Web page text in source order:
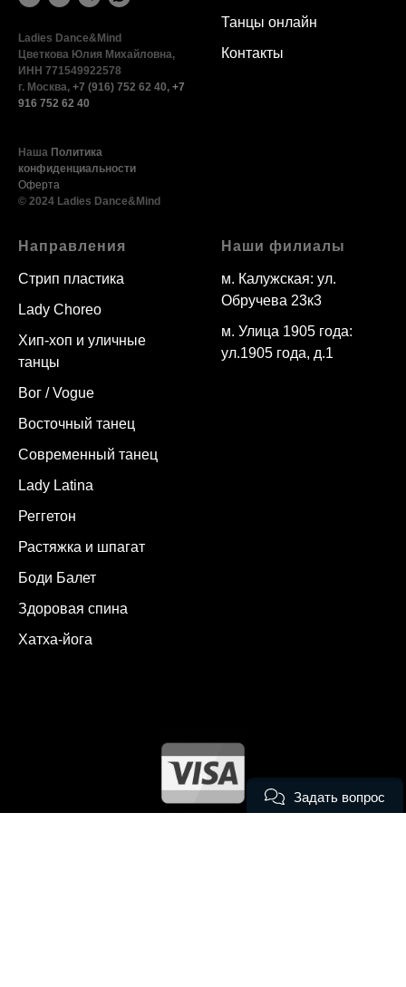
Ladies Dance&Mind
Цветкова Юлия Михайловна,
ИНН 771549922578
г. Москва, +7 (916) 752 62 40, +7
916 752 62 40
Наша Политика
конфиденциальности
Оферта
© 2024 Ladies Dance&Mind
Танцы онлайн
Контакты
Направления
Стрип пластика
Lady Choreo
Хип-хоп и уличные
танцы
Вог / Vogue
Восточный танец
Современный танец
Lady Latina
Реггетон
Растяжка и шпагат
Боди Балет
Здоровая спина
Хатха-йога
Наши филиалы
м. Калужская: ул.
Обручева 23к3
м. Улица 1905 года:
ул.1905 года, д.1
Задать вопрос